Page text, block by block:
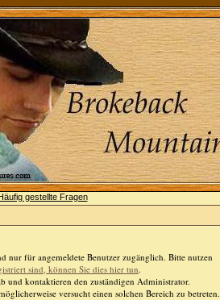
nur für angemeldete Benutzer zugänglich. Bitte nutzen
sind, können Sie dies hier tun.
und kontaktieren den zuständigen Administrator.
versucht einen solchen Bereich zu betreten.